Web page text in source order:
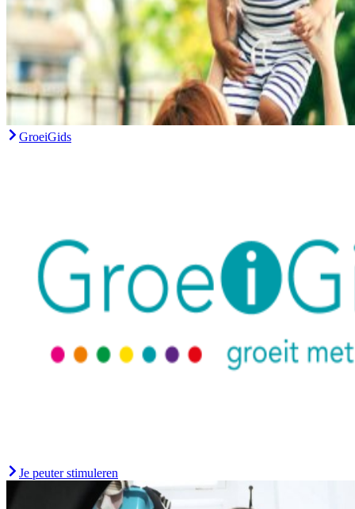
GroeiGids
Je peuter stimuleren